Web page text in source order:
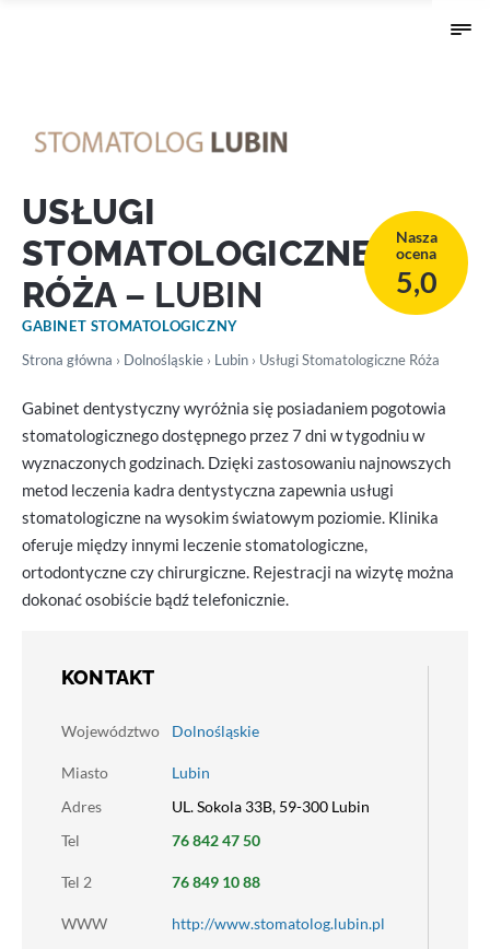
USŁUGI
STOMATOLOGICZNE
RÓŻA – LUBIN
GABINET STOMATOLOGICZNY
Nasza
ocena
5,0
Strona główna › Dolnośląskie › Lubin › Usługi Stomatologiczne Róża
Gabinet dentystyczny wyróżnia się posiadaniem pogotowia
stomatologicznego dostępnego przez 7 dni w tygodniu w
wyznaczonych godzinach. Dzięki zastosowaniu najnowszych
metod leczenia kadra dentystyczna zapewnia usługi
stomatologiczne na wysokim światowym poziomie. Klinika
oferuje między innymi leczenie stomatologiczne,
ortodontyczne czy chirurgiczne. Rejestracji na wizytę można
dokonać osobiście bądź telefonicznie.
KONTAKT
Województwo Dolnośląskie
Miasto
Lubin
Adres
UL. Sokola 33B, 59-300 Lubin
Tel
76 842 47 50
Tel 2 76 849 10 88
WWW http://www.stomatolog.lubin.pl